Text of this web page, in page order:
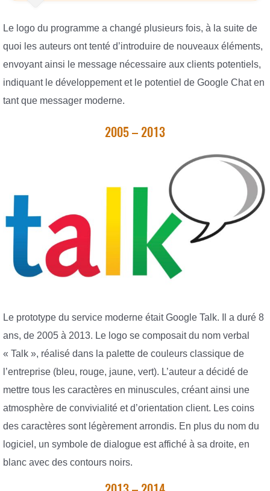
Le logo du programme a changé plusieurs fois, à la suite de
quoi les auteurs ont tenté d’introduire de nouveaux éléments,
envoyant ainsi le message nécessaire aux clients potentiels,
indiquant le développement et le potentiel de Google Chat en
tant que messager moderne.
2005 – 2013
Le prototype du service moderne était Google Talk. Il a duré 8
ans, de 2005 à 2013. Le logo se composait du nom verbal
« Talk », réalisé dans la palette de couleurs classique de
l’entreprise (bleu, rouge, jaune, vert). L’auteur a décidé de
mettre tous les caractères en minuscules, créant ainsi une
atmosphère de convivialité et d’orientation client. Les coins
des caractères sont légèrement arrondis. En plus du nom du
logiciel, un symbole de dialogue est affiché à sa droite, en
blanc avec des contours noirs.